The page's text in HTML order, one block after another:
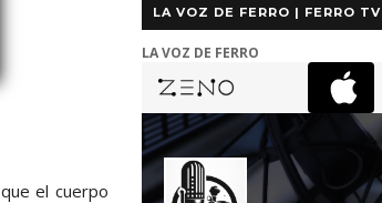
el cuerpo
LA VOZ DE FERRO | FERRO TV
LA VOZ DE FERRO